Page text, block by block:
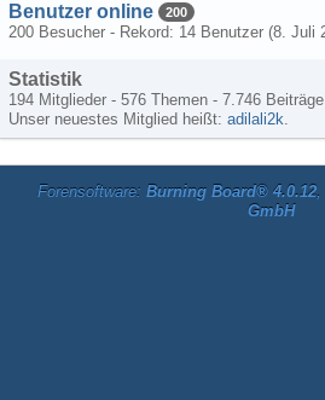
Benutzer online 200
200 Besucher - Rekord: 14 Benutzer (8. Juli
Statistik
194 Mitglieder - 576 Themen - 7.746
Unser neuestes Mitglied heißt: adilali2k.
Forensoftware: Burning Board® 4.0.12,
GmbH